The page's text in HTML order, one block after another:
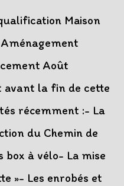
Maison
Août
avant la fin de cette
récemment :- La
du Chemin de
box à vélo- La mise
»- Les enrobés et